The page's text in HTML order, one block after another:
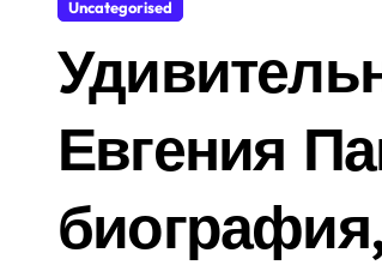
Uncategorised
Евгения